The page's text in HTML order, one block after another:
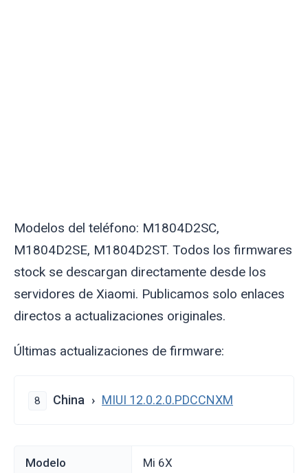
Modelos del teléfono: M1804D2SC,
M1804D2SE, M1804D2ST. Todos los firmwares
stock se descargan directamente desde los
servidores de Xiaomi. Publicamos solo enlaces
directos a actualizaciones originales.
Últimas actualizaciones de firmware:
8 China MIUI 12.0.2.0.PDCCNXM
Modelo Mi 6X